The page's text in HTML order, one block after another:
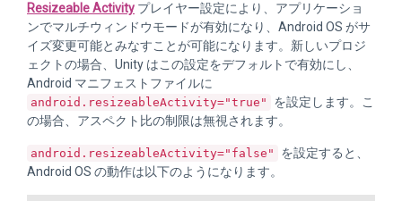
Resizeable Activity プレイヤー設定により、アプリケーショ
ンでマルチウィンドウモードが有効になり、Android OS がサ
イズ変更可能とみなすことが可能になります。新しいプロジ
ェクトの場合、Unity はこの設定をデフォルトで有効にし、
Android マニフェストファイルに
android.resizeableActivity="true"
を設定します。こ
の場合、アスペクト比の制限は無視されます。
android.resizeableActivity="false"
を設定すると、
Android OS の動作は以下のようになります。